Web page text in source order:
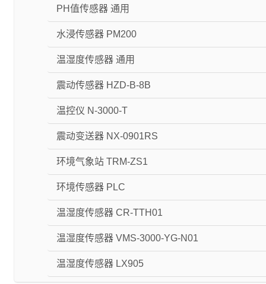
PH值传感器 通用
水浸传感器 PM200
温湿度传感器 通用
震动传感器 HZD-B-8B
温控仪 N-3000-T
震动变送器 NX-0901RS
环境气象站 TRM-ZS1
环境传感器 PLC
温湿度传感器 CR-TTH01
温湿度传感器 VMS-3000-YG-N01
温湿度传感器 LX905